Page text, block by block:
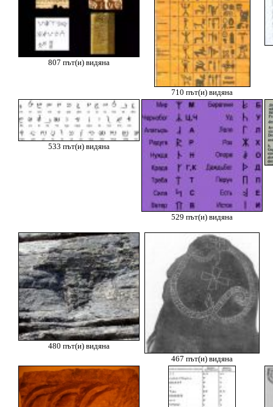
807 път(и) видяна
710 път(и) видяна
533 път(и) видяна
529 път(и) видяна
480 път(и) видяна
467 път(и) видяна